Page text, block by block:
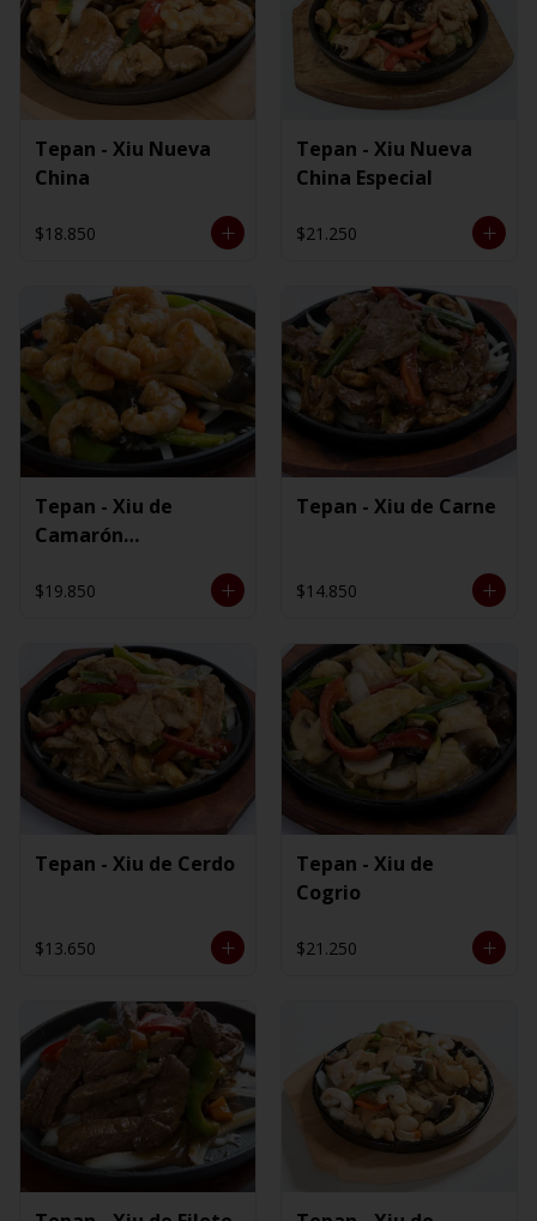
Tepan - Xiu Nueva
China
$18.850
Tepan - Xiu Nueva
China Especial
$21.250
Tepan - Xiu de
Camarón
$19.850
Tepan - Xiu de Carne
$14.850
Tepan - Xiu de Cerdo
$13.650
Tepan - Xiu de
Cogrio
$21.250